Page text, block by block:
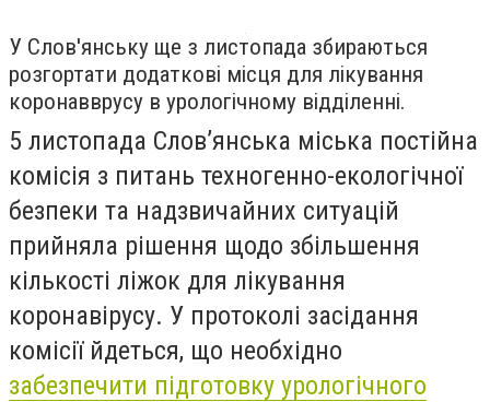
У Слов'янську ще з листопада збираються
розгортати додаткові місця для лікування
коронавврусу в урологічному відділенні.
5 листопада Слов’янська міська постійна
комісія з питань техногенно-екологічної
безпеки та надзвичайних ситуацій
прийняла рішення щодо збільшення
кількості ліжок для лікування
коронавірусу. У протоколі засідання
комісії йдеться, що необхідно
забезпечити підготовку урологічного